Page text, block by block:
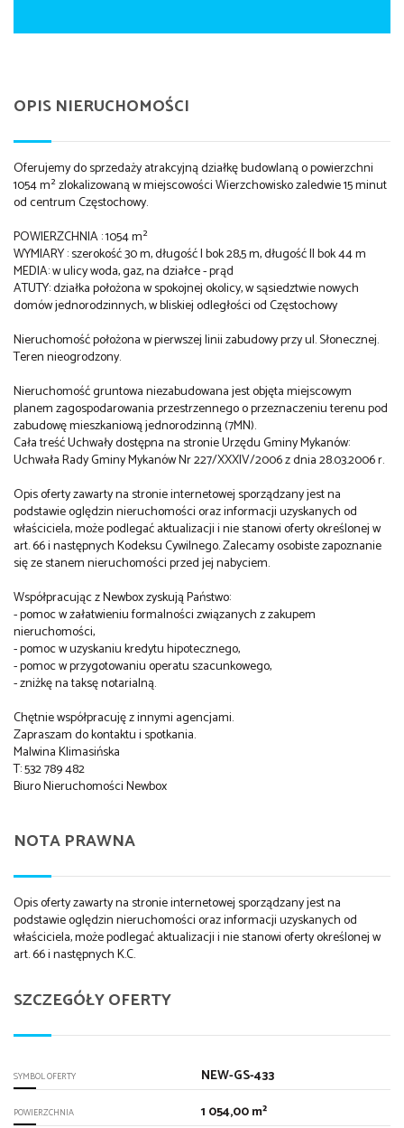
OPIS NIERUCHOMOŚCI
Oferujemy do sprzedaży atrakcyjną działkę budowlaną o powierzchni
1054 m² zlokalizowaną w miejscowości Wierzchowisko zaledwie 15 minut
od centrum Częstochowy.
POWIERZCHNIA : 1054 m²
WYMIARY : szerokość 30 m, długość I bok 28,5 m, długość II bok 44 m
MEDIA: w ulicy woda, gaz, na działce - prąd
ATUTY: działka położona w spokojnej okolicy, w sąsiedztwie nowych
domów jednorodzinnych, w bliskiej odległości od Częstochowy
Nieruchomość położona w pierwszej linii zabudowy przy ul. Słonecznej.
Teren nieogrodzony.
Nieruchomość gruntowa niezabudowana jest objęta miejscowym
planem zagospodarowania przestrzennego o przeznaczeniu terenu pod
zabudowę mieszkaniową jednorodzinną (7MN).
Cała treść Uchwały dostępna na stronie Urzędu Gminy Mykanów:
Uchwała Rady Gminy Mykanów Nr 227/XXXIV/2006 z dnia 28.03.2006 r.
Opis oferty zawarty na stronie internetowej sporządzany jest na
podstawie oględzin nieruchomości oraz informacji uzyskanych od
właściciela, może podlegać aktualizacji i nie stanowi oferty określonej w
art. 66 i następnych Kodeksu Cywilnego. Zalecamy osobiste zapoznanie
się ze stanem nieruchomości przed jej nabyciem.
Współpracując z Newbox zyskują Państwo:
- pomoc w załatwieniu formalności związanych z zakupem
nieruchomości,
- pomoc w uzyskaniu kredytu hipotecznego,
- pomoc w przygotowaniu operatu szacunkowego,
- zniżkę na taksę notarialną.
Chętnie współpracuję z innymi agencjami.
Zapraszam do kontaktu i spotkania.
Malwina Klimasińska
T: 532 789 482
Biuro Nieruchomości Newbox
NOTA PRAWNA
Opis oferty zawarty na stronie internetowej sporządzany jest na
podstawie oględzin nieruchomości oraz informacji uzyskanych od
właściciela, może podlegać aktualizacji i nie stanowi oferty określonej w
art. 66 i następnych K.C.
SZCZEGÓŁY OFERTY
SYMBOL OFERTY NEW-GS-433
POWIERZCHNIA 1 054,00 m²